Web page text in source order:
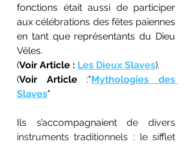
fonctions était aussi de participer
aux célébrations des fêtes païennes
en tant que représentants du Dieu
Vêles.
(Voir Article : Les Dieux Slaves).
(Voir Article :"Mythologies des
Slaves"
Ils s’accompagnaient de divers
instruments traditionnels : le sifflet